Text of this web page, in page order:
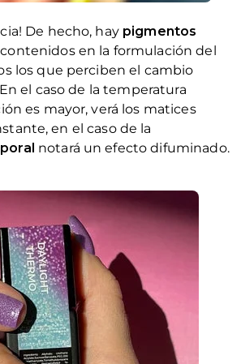
De hecho, hay pigmentos
contenidos en la formulación del
los que perciben el cambio
el caso de la temperatura
es mayor, verá los matices
en el caso de la
notará un efecto difuminado.